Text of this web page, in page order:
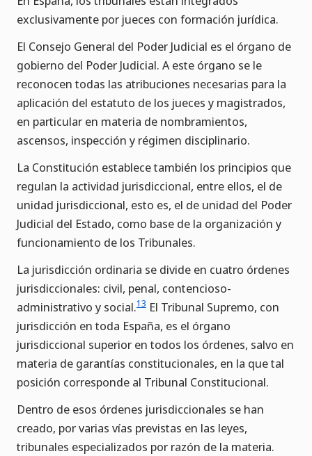
exclusivamente por jueces con formación jurídica.
El Consejo General del Poder Judicial es el órgano de
gobierno del Poder Judicial. A este órgano se le
reconocen todas las atribuciones necesarias para la
aplicación del estatuto de los jueces y magistrados,
en particular en materia de nombramientos,
ascensos, inspección y régimen disciplinario.
La Constitución establece también los principios que
regulan la actividad jurisdiccional, entre ellos, el de
unidad jurisdiccional, esto es, el de unidad del Poder
Judicial del Estado, como base de la organización y
funcionamiento de los Tribunales.
La jurisdicción ordinaria se divide en cuatro órdenes
jurisdiccionales: civil, penal, contencioso-
administrativo y social.13 El Tribunal Supremo, con
jurisdicción en toda España, es el órgano
jurisdiccional superior en todos los órdenes, salvo en
materia de garantías constitucionales, en la que tal
posición corresponde al Tribunal Constitucional.
Dentro de esos órdenes jurisdiccionales se han
creado, por varias vías previstas en las leyes,
tribunales especializados por razón de la materia.